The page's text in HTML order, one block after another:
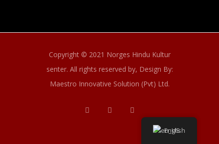
Copyright © 2021 Norges Hindu Kultur
senter. All rights reserved by, Design By:
Maestro Innovative Solution (Pvt) Ltd.
English